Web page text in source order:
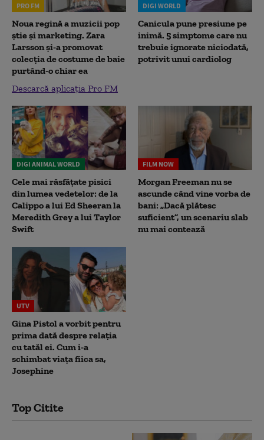
PRO FM
Noua regină a muzicii pop
știe și marketing. Zara
Larsson și-a promovat
colecția de costume de baie
purtând-o chiar ea
Descarcă aplicația Pro FM
DIGI WORLD
Canicula pune presiune pe
inimă. 5 simptome care nu
trebuie ignorate niciodată,
potrivit unui cardiolog
DIGI ANIMAL WORLD
Cele mai răsfățate pisici
din lumea vedetelor: de la
Calippo a lui Ed Sheeran la
Meredith Grey a lui Taylor
Swift
FILM NOW
Morgan Freeman nu se
ascunde când vine vorba de
bani: „Dacă plătesc
suficient”, un scenariu slab
nu mai contează
UTV
Gina Pistol a vorbit pentru
prima dată despre relația
cu tatăl ei. Cum i-a
schimbat viața fiica sa,
Josephine
Top Citite